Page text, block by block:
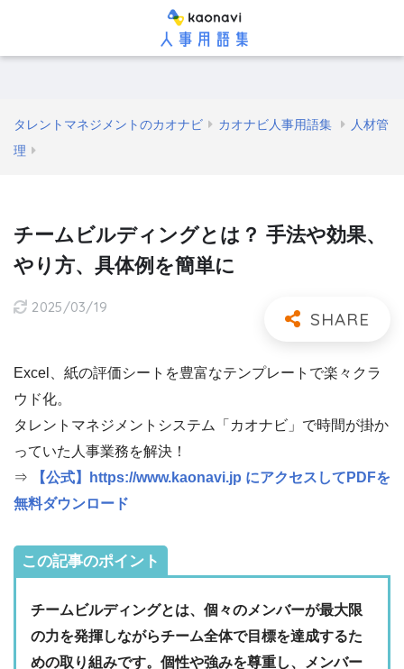
タレントマネジメントのカオナビ カオナビ人事用語集
人材管
理
チームビルディングとは？ 手法や効果、
やり方、具体例を簡単に
2025/03/19
Excel、紙の評価シートを豊富なテンプレートで楽々クラ
ウド化。
タレントマネジメントシステム「カオナビ」で時間が掛か
っていた人事業務を解決！
⇒
【公式】https://www.kaonavi.jp にアクセスしてPDFを
無料ダウンロード
この記事のポイント
チームビルディングとは、個々のメンバーが最大限
の力を発揮しながらチーム全体で目標を達成するた
めの取り組みです。個性や強みを尊重し、メンバー